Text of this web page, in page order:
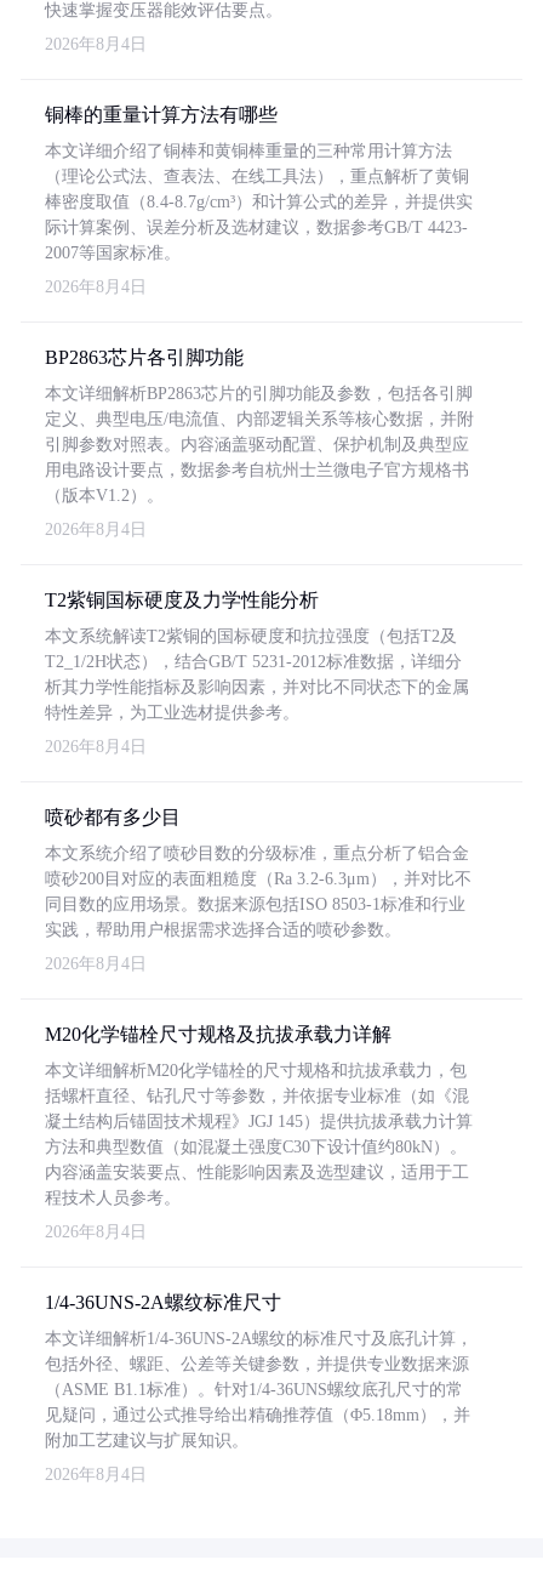
快速掌握变压器能效评估要点。
2026年8月4日
铜棒的重量计算方法有哪些
本文详细介绍了铜棒和黄铜棒重量的三种常用计算方法
（理论公式法、查表法、在线工具法），重点解析了黄铜
棒密度取值（8.4-8.7g/cm³）和计算公式的差异，并提供实
际计算案例、误差分析及选材建议，数据参考GB/T 4423-
2007等国家标准。
2026年8月4日
BP2863芯片各引脚功能
本文详细解析BP2863芯片的引脚功能及参数，包括各引脚
定义、典型电压/电流值、内部逻辑关系等核心数据，并附
引脚参数对照表。内容涵盖驱动配置、保护机制及典型应
用电路设计要点，数据参考自杭州士兰微电子官方规格书
（版本V1.2）。
2026年8月4日
T2紫铜国标硬度及力学性能分析
本文系统解读T2紫铜的国标硬度和抗拉强度（包括T2及
T2_1/2H状态），结合GB/T 5231-2012标准数据，详细分
析其力学性能指标及影响因素，并对比不同状态下的金属
特性差异，为工业选材提供参考。
2026年8月4日
喷砂都有多少目
本文系统介绍了喷砂目数的分级标准，重点分析了铝合金
喷砂200目对应的表面粗糙度（Ra 3.2-6.3μm），并对比不
同目数的应用场景。数据来源包括ISO 8503-1标准和行业
实践，帮助用户根据需求选择合适的喷砂参数。
2026年8月4日
M20化学锚栓尺寸规格及抗拔承载力详解
本文详细解析M20化学锚栓的尺寸规格和抗拔承载力，包
括螺杆直径、钻孔尺寸等参数，并依据专业标准（如《混
凝土结构后锚固技术规程》JGJ 145）提供抗拔承载力计算
方法和典型数值（如混凝土强度C30下设计值约80kN）。
内容涵盖安装要点、性能影响因素及选型建议，适用于工
程技术人员参考。
2026年8月4日
1/4-36UNS-2A螺纹标准尺寸
本文详细解析1/4-36UNS-2A螺纹的标准尺寸及底孔计算，
包括外径、螺距、公差等关键参数，并提供专业数据来源
（ASME B1.1标准）。针对1/4-36UNS螺纹底孔尺寸的常
见疑问，通过公式推导给出精确推荐值（Φ5.18mm），并
附加工艺建议与扩展知识。
2026年8月4日